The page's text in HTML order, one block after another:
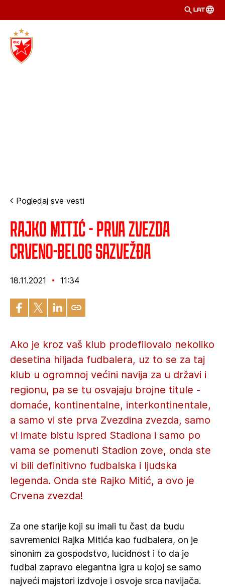
LAT
Pogledaj sve vesti
Rajko Mitić - prva Zvezda
crveno-belog sazvežđa
18.11.2021 11:34
Ako je kroz vaš klub prodefilovalo nekoliko
desetina hiljada fudbalera, uz to se za taj
klub u ogromnoj većini navija za u državi i
regionu, pa se tu osvajaju brojne titule -
domaće, kontinentalne, interkontinentale,
a samo vi ste prva Zvezdina zvezda, samo
vi imate bistu ispred Stadiona i samo po
vama se pomenuti Stadion zove, onda ste
vi bili definitivno fudbalska i ljudska
legenda. Onda ste Rajko Mitić, a ovo je
Crvena zvezda!
Za one starije koji su imali tu čast da budu
savremenici Rajka Mitića kao fudbalera, on je
sinonim za gospodstvo, lucidnost i to da je
fudbal zapravo elegantna igra u kojoj se samo
najveći majstori izdvoje i osvoje srca navijača.